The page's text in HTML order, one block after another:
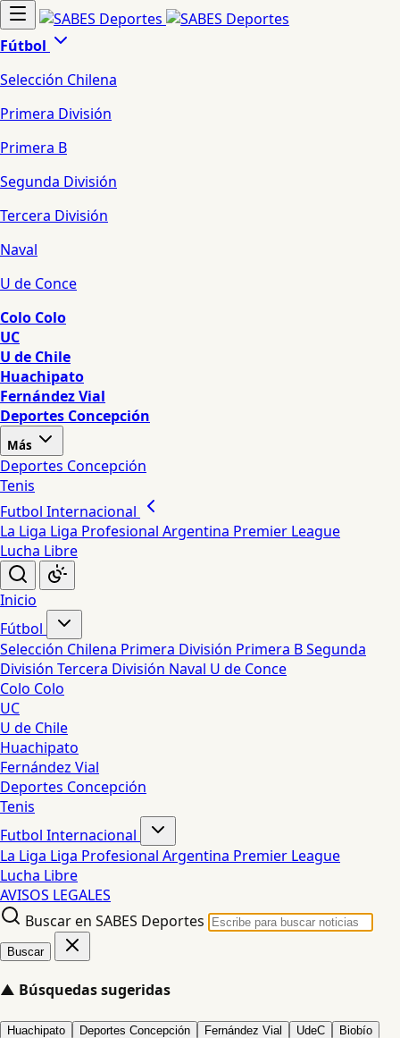
Fútbol
Selección Chilena
Primera División
Primera B
Segunda División
Tercera División
Naval
U de Conce
Colo Colo
UC
U de Chile
Huachipato
Fernández Vial
Deportes Concepción
Más
Deportes Concepción
Tenis
Futbol Internacional
La Liga Liga Profesional Argentina Premier League
Lucha Libre
Inicio
Fútbol
Selección Chilena Primera División Primera BSegunda
División Tercera División Naval U de Conce
Colo Colo
UC
U de Chile
Huachipato
Fernández Vial
Deportes Concepción
Tenis
Futbol Internacional
La Liga Liga Profesional Argentina Premier League
Lucha Libre
AVISOS LEGALES
Buscar en SABES Deportes
Buscar
▲ Búsquedas sugeridas
Huachipato Deportes Concepción Fernández Vial UdeC Biobío